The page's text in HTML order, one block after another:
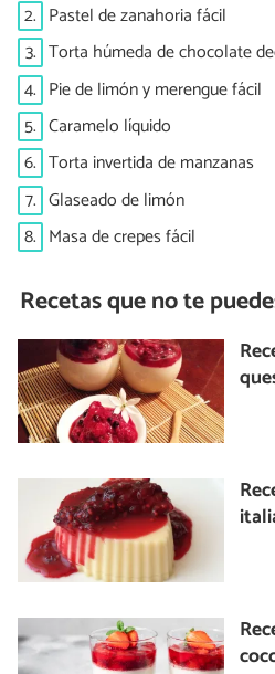
2. Pastel de zanahoria fácil
3. Torta húmeda de chocolate
4. Pie de limón y merengue fácil
5. Caramelo líquido
6. Torta invertida de manzanas
7. Glaseado de limón
8. Masa de crepes fácil
Recetas que no te